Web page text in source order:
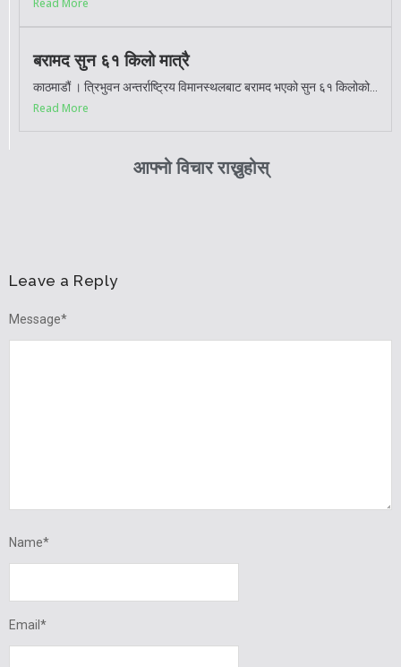
बरामद सुन ६१ किलो मात्रै
काठमाडौं । त्रिभुवन अन्तर्राष्ट्रिय विमानस्थलबाट बरामद भएको सुन ६१ किलोको...
Read More
आफ्नो विचार राख्नुहोस्
Leave a Reply
Message*
Name*
Email *